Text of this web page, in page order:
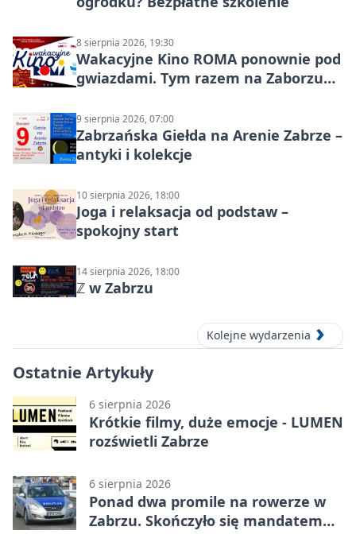
8 sierpnia 2026, 19:30
Wakacyjne Kino ROMA ponownie pod
gwiazdami. Tym razem na Zaborzu
9 sierpnia 2026, 07:00
Zabrzańska Giełda na Arenie Zabrze –
antyki i kolekcje
10 sierpnia 2026, 18:00
Joga i relaksacja od podstaw –
spokojny start
14 sierpnia 2026, 18:00
ℤ w Zabrzu
Kolejne wydarzenia
Ostatnie Artykuły
6 sierpnia 2026
Krótkie filmy, duże emocje - LUMEN
rozświetli Zabrze
6 sierpnia 2026
Ponad dwa promile na rowerze w
Zabrzu. Skończyło się mandatem